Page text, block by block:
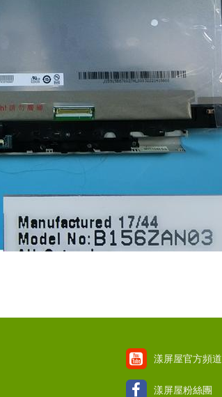
漾屏屋官方頻道
漾屏屋粉絲團